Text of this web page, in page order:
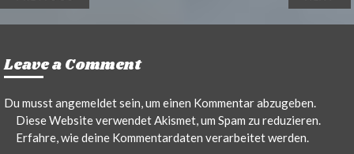
Leave a Comment
Du musstangemeldetsein, um einen Kommentar abzugeben.
Diese Website verwendet Akismet, um Spam zu reduzieren.
Erfahre, wie deine Kommentardaten verarbeitet werden.